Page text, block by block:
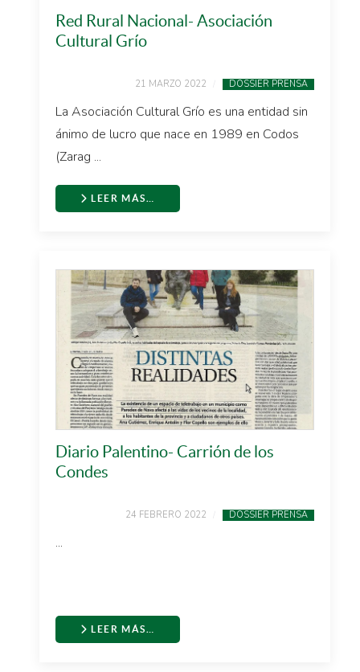
Red Rural Nacional- Asociación
Cultural Grío
21 MARZO 2022 DOSSIER PRENSA
La Asociación Cultural Grío es una entidad sin
ánimo de lucro que nace en 1989 en Codos
(Zarag ...
LEER MÁS…
Diario Palentino- Carrión de los
Condes
24 FEBRERO 2022 DOSSIER PRENSA
...
LEER MÁS…